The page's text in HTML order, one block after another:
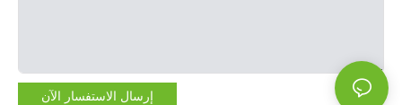
إرسال الاستفسار الآن